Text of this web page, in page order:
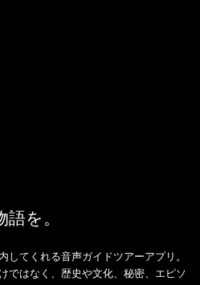
を。
してくれる音声ガイドツアーアプリ。
ではなく、歴史や文化、秘密、エピソ